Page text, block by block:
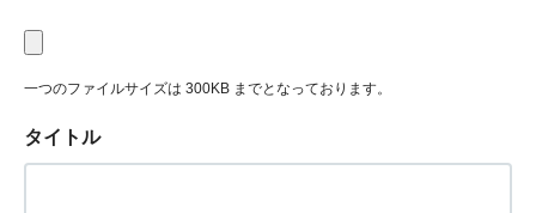
一つのファイルサイズは 300KB までとなっております。
タイトル